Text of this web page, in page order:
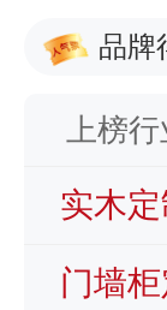
品牌
上榜行
门墙